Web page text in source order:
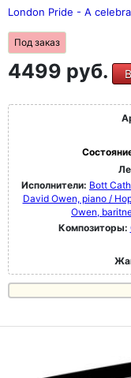
London Pride - A
Под заказ
4499 руб.
Исполнители: Bott
David Owen, piano /
Owen,
Композиторы: